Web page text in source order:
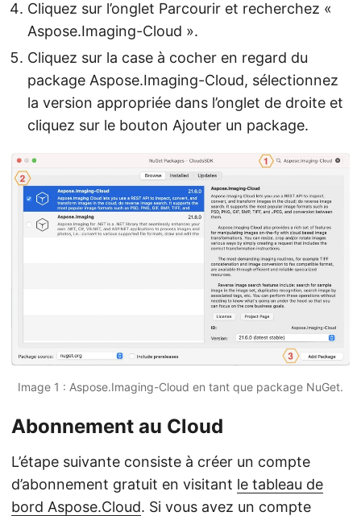
Cliquez sur l’onglet Parcourir et recherchez «
Aspose.Imaging-Cloud ».
Cliquez sur la case à cocher en regard du
package Aspose.Imaging-Cloud, sélectionnez
la version appropriée dans l’onglet de droite et
cliquez sur le bouton Ajouter un package.
Image 1 : Aspose.Imaging-Cloud en tant que package NuGet.
Abonnement au Cloud
L’étape suivante consiste à créer un compte
d’abonnement gratuit en visitant le tableau de
bord Aspose.Cloud. Si vous avez un compte